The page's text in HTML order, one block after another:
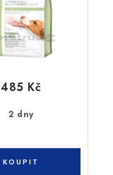
2 dny
485 Kč